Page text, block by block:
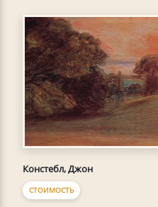
Констебл, Джон
СТОИМОСТЬ